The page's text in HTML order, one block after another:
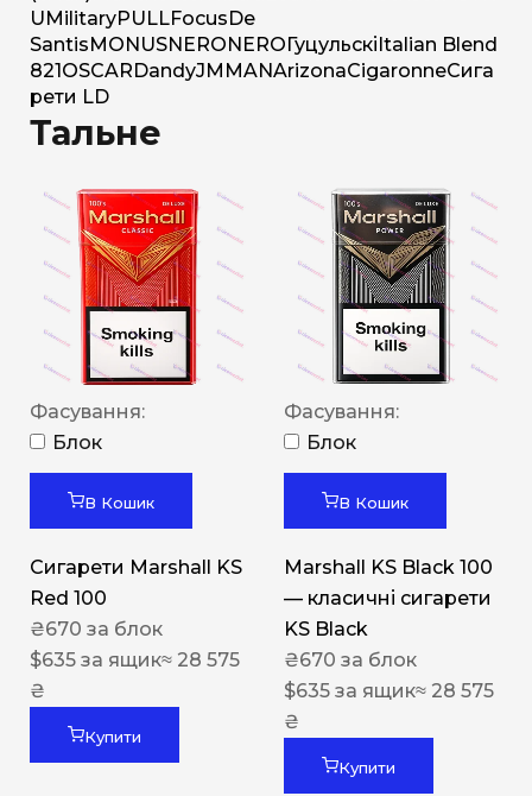
U MilitaryPULLFocus De
Santis MONUSNERO NERO Гуцульскі Italian Blend
821 OSCAR DandyJM MANArizonaCigaronneСига
рети LD
Тальне
Фасування:
Блок
В Кошик
Сигарети Marshall KS
Red 100
₴670 за блок
$635 за ящик≈ 28 575
₴
Купити
Фасування:
Блок
В Кошик
Marshall KS Black 100
— класичні сигарети
KS Black
₴670 за блок
$635 за ящик≈ 28 575
₴
Купити